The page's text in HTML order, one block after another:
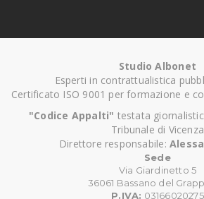
Studio Albonet
Esperti in contrattualistica
Certificato ISO 9001 per formazione e
"Codice Appalti" testata
Tribunale di Vicenza
Direttore responsabile:
Sede
Via Giardinetto 5
36061 Bassano del
P.IVA: 03166020275